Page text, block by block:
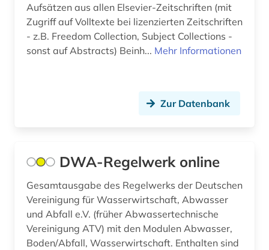
Aufsätzen aus allen Elsevier-Zeitschriften (mit
Zugriff auf Volltexte bei lizenzierten Zeitschriften
- z.B. Freedom Collection, Subject Collections -
sonst auf Abstracts) Beinh... Mehr Informationen
Zur Datenbank
DWA-Regelwerk online
Gesamtausgabe des Regelwerks der Deutschen
Vereinigung für Wasserwirtschaft, Abwasser
und Abfall e.V. (früher Abwassertechnische
Vereinigung ATV) mit den Modulen Abwasser,
Boden/Abfall, Wasserwirtschaft. Enthalten sind